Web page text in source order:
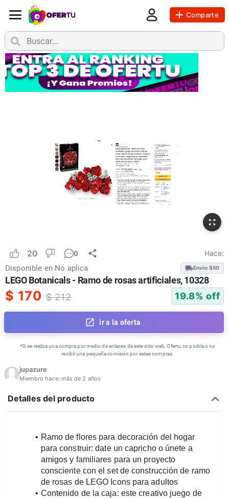
Comparte
20 0 Hace:
Disponible en No aplica Envío: $50
LEGO Botanicals - Ramo de rosas artificiales, 10328
$ 170 $212 19.8% off
ir a la oferta
*Si se realiza una compra por medio de enlaces de este sitio web, Ofertu.co podría o no
recibir una pequeña comisión por estas compras.
jupazure
Miembro hace: más de 2 años
Detalles del producto
Ramo de flores para decoración del hogar
para construir: date un capricho o únete a
amigos y familiares para un proyecto
consciente con el set de construcción de ramo
de rosas de LEGO Icons para adultos
Contenido de la caja: este creativo juego de